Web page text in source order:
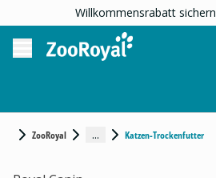
Willkommensrabatt sichern
ZooRoyal ... Katzen-Trockenfutter